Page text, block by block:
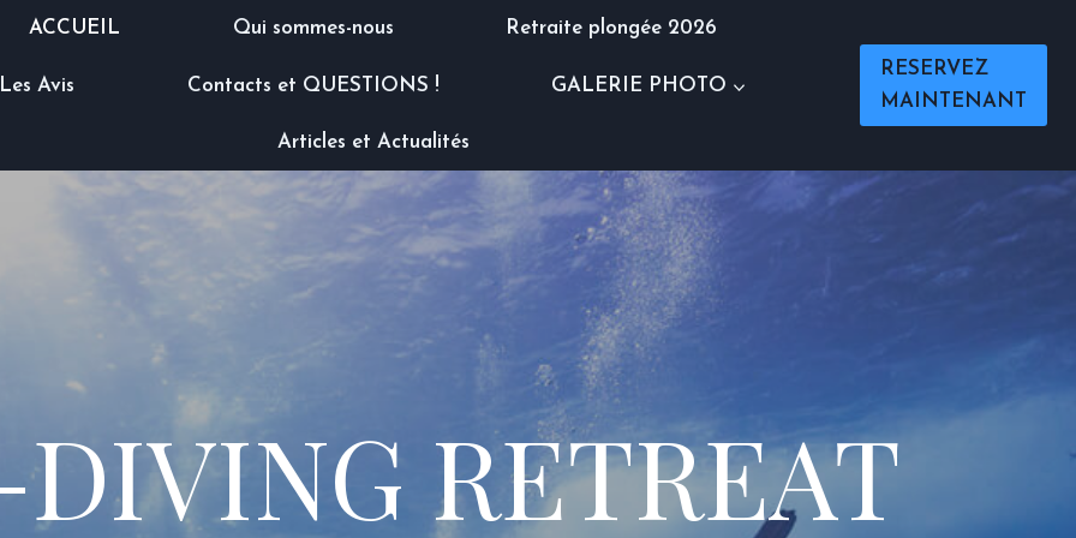
ACCUEIL Qui sommes-nous Retraite plongée 2026
Les Avis Contacts et QUESTIONS ! GALERIE PHOTO
Articles et Actualités
RESERVEZ
MAINTENANT
RETREAT